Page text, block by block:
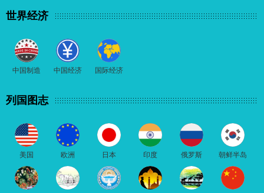
世界经济
中国制造 中国经济 国际经济
列国图志
美国 欧洲 日本 印度 俄罗斯 朝鲜半岛